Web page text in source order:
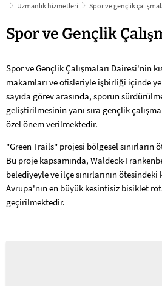
Uzmanlık hizmetleri
Spor ve gençlik
Spor
gençlik
çalışmaları
Spor ve Gençlik
Spor ve Gençlik Çalışmaları Dairesi'nin
makamları ve ofisleriyle işbirliği içinde
sayıda görev arasında, sporun
geliştirilmesinin yanı sıra gençlik
özel önem verilmektedir.
"Green Trails" projesi bölgesel sınırların
Bu proje kapsamında, Waldeck-
belediyeyle ve ilçe sınırlarının
Avrupa'nın en büyük kesintisiz bisiklet
geçirilmektedir.